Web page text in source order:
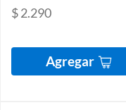
$ 2.290
Agregar